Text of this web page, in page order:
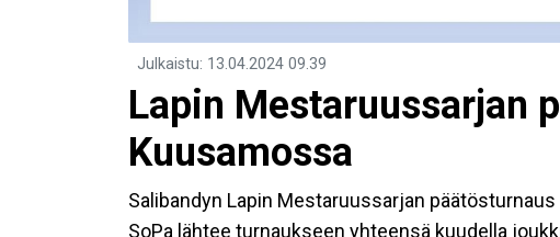
Julkaistu: 13.04.2024 09.39
Lapin Mestaruussarjan
Kuusamossa
Salibandyn Lapin Mestaruussarjan
SoPa lähtee turnaukseen yhteensä kuudella